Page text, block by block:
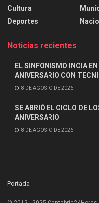
Cultura
Deportes
Noticias recientes
EL SINFONISMO INCIA
ANIVERSARIO CON
8 DE AGOSTO DE 2026
SE ABRIÓ EL CICLO DE
ANIVERSARIO
8 DE AGOSTO DE 2026
Portada